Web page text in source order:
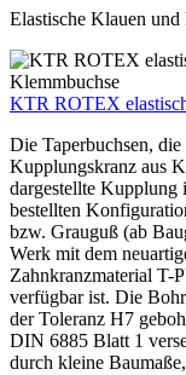
Elastische Klauen
KTR ROTEX
Die Taperbuchsen,
Kupplungskranz aus
dargestellte Kupplung
bestellten
bzw. Grauguß (ab
Werk mit dem
Zahnkranzmaterial T-
verfügbar ist. Die
der Toleranz H7
DIN 6885 Blatt 1
durch kleine